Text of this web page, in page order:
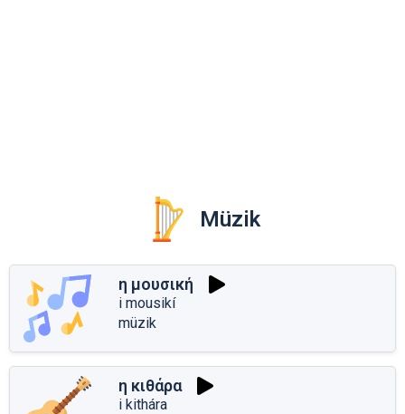
Müzik
η μουσική
i mousikí
müzik
η κιθάρα
i kithára